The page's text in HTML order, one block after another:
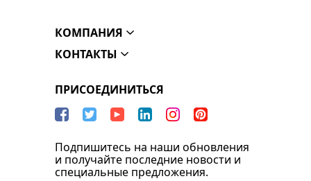
КОМПАНИЯ
КОНТАКТЫ
ПРИСОЕДИНИТЬСЯ
Подпишитесь на наши обновления
и получайте последние новости и
специальные предложения.